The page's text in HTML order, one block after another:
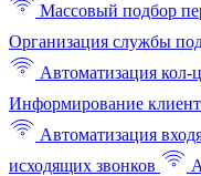
Массовый подбор
Организация службы
Автоматизация кол-
Информирование
Автоматизация
исходящих звонков